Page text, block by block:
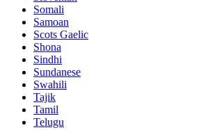
Somali
Samoan
Scots Gaelic
Shona
Sindhi
Sundanese
Swahili
Tajik
Tamil
Telugu